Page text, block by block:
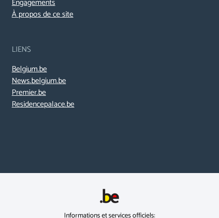
Engagements
À propos de ce site
LIENS
Belgium.be
News.belgium.be
Premier.be
Residencepalace.be